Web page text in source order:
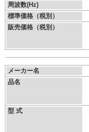
周波数(Hz)
標準価格（税別）
販売価格（税別）
メーカー名
品名
型 式